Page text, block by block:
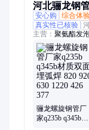
河北骊龙钢
安心购
综合体
真实性已核验
主营： 聚氨酯发
钢管、防腐螺旋
管、3pe防腐螺
管、防腐无縫钢
腐钢管、保温钢
磨管、泵车搅拌站
骊龙螺旋钢管厂
家q235b q345b材